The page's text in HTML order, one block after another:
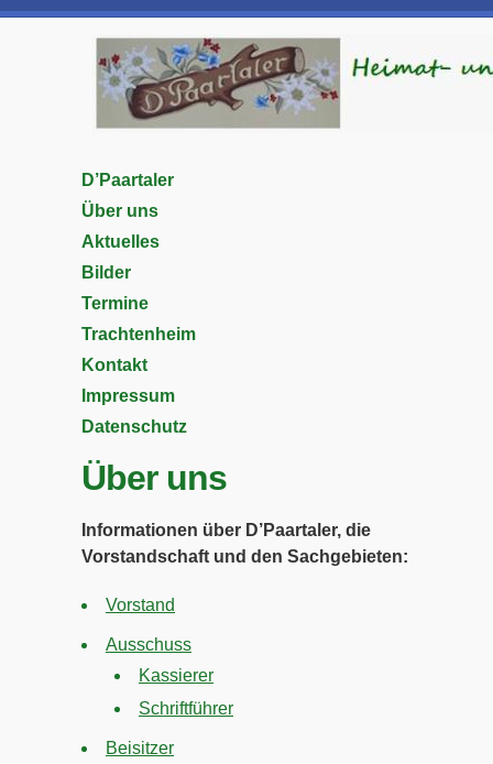
D’Paartaler
Über uns
Aktuelles
Bilder
Termine
Trachtenheim
Kontakt
Impressum
Datenschutz
Über uns
Informationen über D’Paartaler, die
Vorstandschaft und den Sachgebieten:
Vorstand
Ausschuss
Kassierer
Schriftführer
Beisitzer